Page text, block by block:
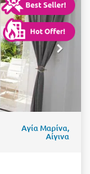
Aγία Μαρίνα,
Αίγινα